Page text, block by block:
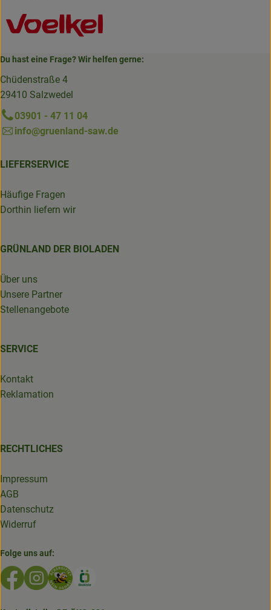
Du hast eine Frage? Wir helfen gerne:
Chüdenstraße 4
29410 Salzwedel
03901 - 47 11 04
info@gruenland-saw.de
LIEFERSERVICE
Häufige Fragen
Dorthin liefern wir
GRÜNLAND DER BIOLADEN
Über uns
Unsere Partner
Stellenangebote
SERVICE
Kontakt
Reklamation
RECHTLICHES
Impressum
AGB
Datenschutz
Widerruf
Folge uns auf:
Externer Link zu https://www.facebook.com/
Externer Link zu https://www.instagram.com/
Externer Link zu https://www.bioladen-